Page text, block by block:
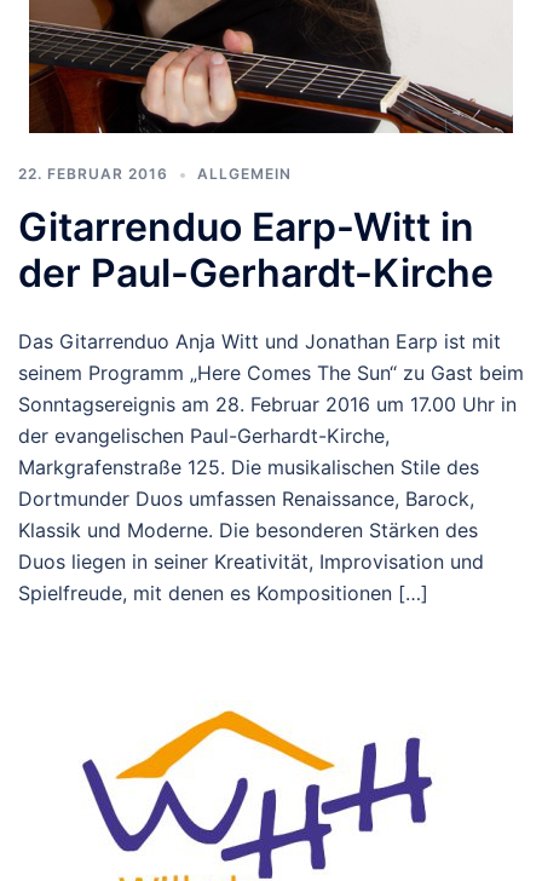
22. FEBRUAR 2016 ALLGEMEIN
Gitarrenduo Earp-Witt in
der Paul-Gerhardt-Kirche
Das Gitarrenduo Anja Witt und Jonathan Earp ist mit
seinem Programm „Here Comes The Sun“ zu Gast beim
Sonntagsereignis am 28. Februar 2016 um 17.00 Uhr in
der evangelischen Paul-Gerhardt-Kirche,
Markgrafenstraße 125. Die musikalischen Stile des
Dortmunder Duos umfassen Renaissance, Barock,
Klassik und Moderne. Die besonderen Stärken des
Duos liegen in seiner Kreativität, Improvisation und
Spielfreude, mit denen es Kompositionen […]